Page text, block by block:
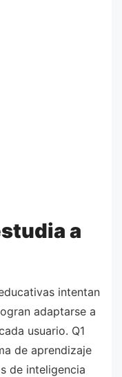
a
intentan
adaptarse a
usuario. Q1
de aprendizaje
de inteligencia